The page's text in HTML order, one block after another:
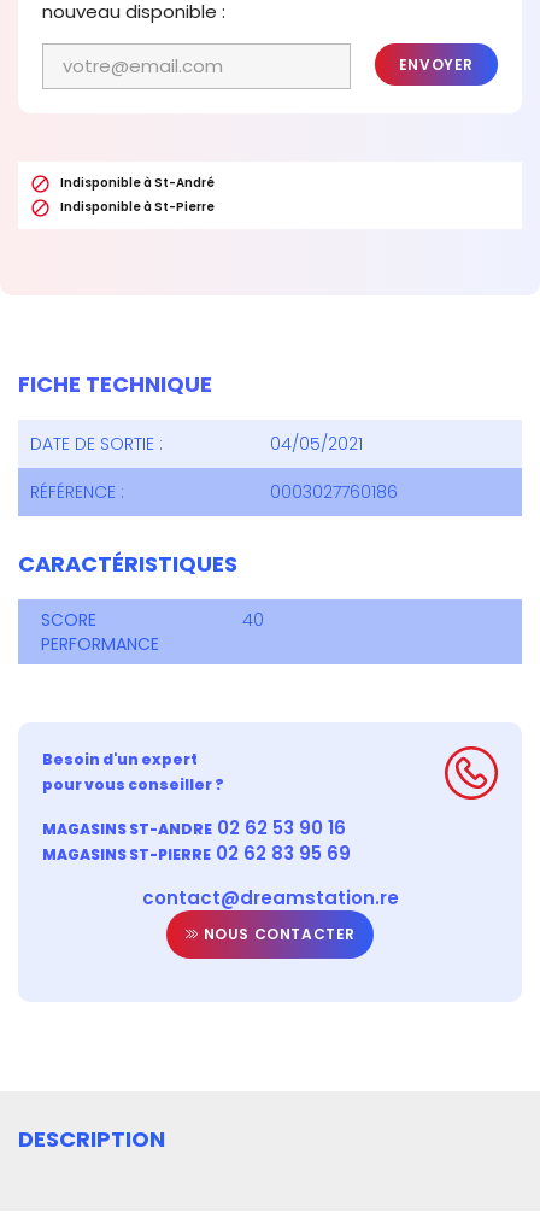
nouveau disponible :
ENVOYER
 Indisponible à St-André
 Indisponible à St-Pierre
FICHE TECHNIQUE
DATE DE SORTIE :
04/05/2021
RÉFÉRENCE :
0003027760186
CARACTÉRISTIQUES
SCORE
PERFORMANCE
40
Besoin d'un expert
pour vous conseiller ?
MAGASINS ST-ANDRE 02 62 53 90 16
MAGASINS ST-PIERRE 02 62 83 95 69
contact@dreamstation.re
NOUS CONTACTER
DESCRIPTION